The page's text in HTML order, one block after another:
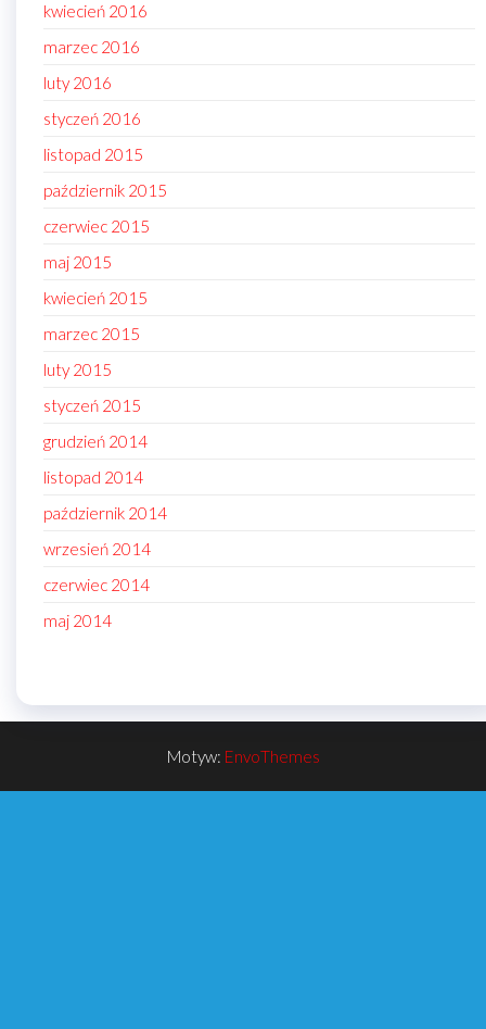
kwiecień 2016
marzec 2016
luty 2016
styczeń 2016
listopad 2015
październik 2015
czerwiec 2015
maj 2015
kwiecień 2015
marzec 2015
luty 2015
styczeń 2015
grudzień 2014
listopad 2014
październik 2014
wrzesień 2014
czerwiec 2014
maj 2014
Motyw: EnvoThemes